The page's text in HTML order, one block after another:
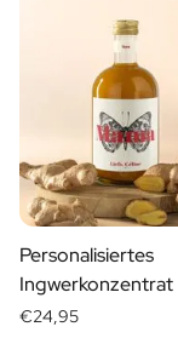
Personalisiertes
Ingwerkonzentrat
€24,95